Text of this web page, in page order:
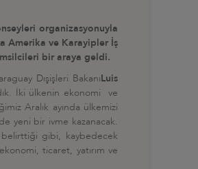
organizasyonuyla
Amerika ve Karayipler İş
bir araya geldi.
Dışişleri BakanıLuis
İki ülkenin ekonomi ve
Aralık ayında ülkemizi
yeni bir ivme kazanacak.
belirttiği gibi, kaybedecek
ticaret, yatırım ve